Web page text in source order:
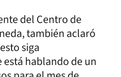
del Centro de
también aclaró
siga
hablando de un